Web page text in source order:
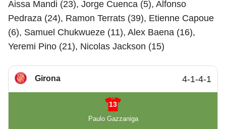
Aissa Mandi (23), Jorge Cuenca (5), Alfonso
Pedraza (24), Ramon Terrats (39), Etienne Capoue
(6), Samuel Chukwueze (11), Alex Baena (16),
Yeremi Pino (21), Nicolas Jackson (15)
Girona 4-1-4-1
13
Paulo Gazzaniga